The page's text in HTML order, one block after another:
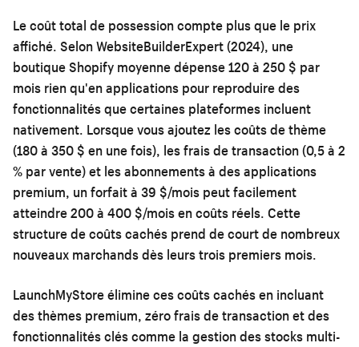
Le coût total de possession compte plus que le prix
affiché. Selon WebsiteBuilderExpert (2024), une
boutique Shopify moyenne dépense 120 à 250 $ par
mois rien qu'en applications pour reproduire des
fonctionnalités que certaines plateformes incluent
nativement. Lorsque vous ajoutez les coûts de thème
(180 à 350 $ en une fois), les frais de transaction (0,5 à 2
% par vente) et les abonnements à des applications
premium, un forfait à 39 $/mois peut facilement
atteindre 200 à 400 $/mois en coûts réels. Cette
structure de coûts cachés prend de court de nombreux
nouveaux marchands dès leurs trois premiers mois.
LaunchMyStore élimine ces coûts cachés en incluant
des thèmes premium, zéro frais de transaction et des
fonctionnalités clés comme la gestion des stocks multi-